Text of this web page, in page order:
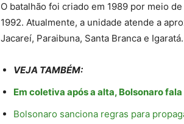
O batalhão foi criado em 1989 por meio
1992. Atualmente, a unidade atende a
Jacareí, Paraibuna, Santa Branca e Igaratá.
VEJA TAMBÉM:
Em coletiva após a alta, Bolsonaro
Bolsonaro sanciona regras para